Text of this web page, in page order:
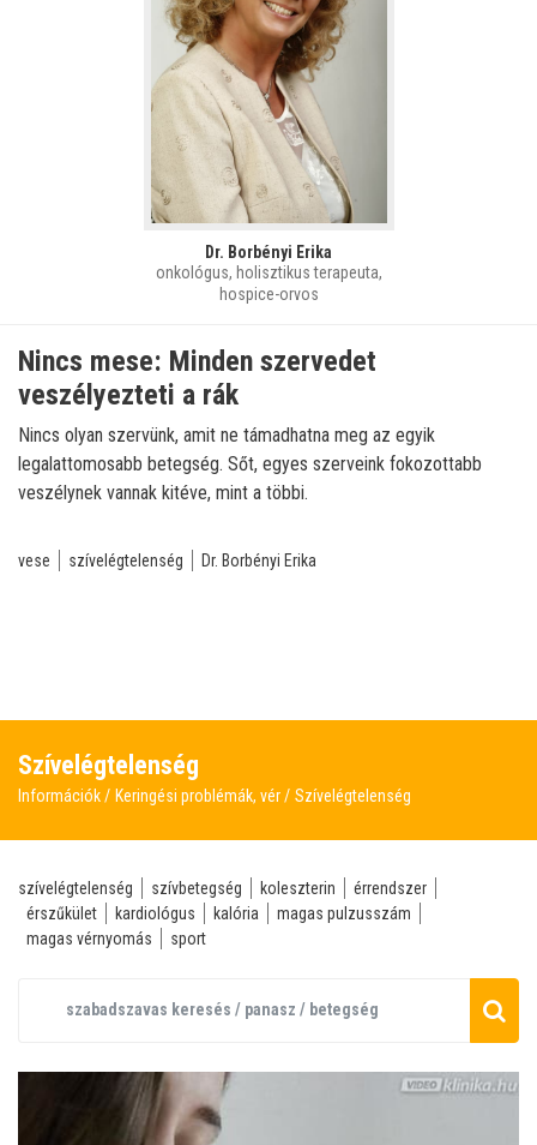
Dr. Borbényi Erika
onkológus, holisztikus terapeuta,
hospice-orvos
Nincs mese: Minden szervedet
veszélyezteti a rák
Nincs olyan szervünk, amit ne támadhatna meg az egyik
legalattomosabb betegség. Sőt, egyes szerveink fokozottabb
veszélynek vannak kitéve, mint a többi.
vese szívelégtelenség Dr. Borbényi Erika
Szívelégtelenség
Információk Keringési problémák, vér Szívelégtelenség
szívelégtelenség szívbetegség koleszterin
érrendszer
érszűkület
kardiológus kalória
magas pulzusszám
magas vérnyomás
sport